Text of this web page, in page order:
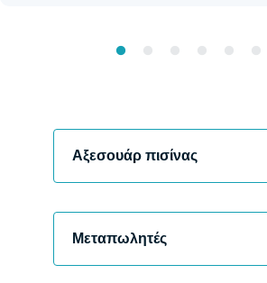
Αξεσουάρ πισίνας
Μεταπωλητές